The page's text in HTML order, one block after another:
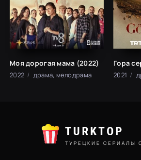
Моя дорогая мама (2022)
2022 драма, мелодрама
Гора
2021
TURKTOP
ТУРЕЦКИЕ СЕРИАЛЫ